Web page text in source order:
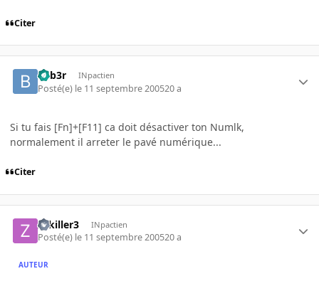
Citer
beb3r INpactien
Posté(e) le 11 septembre 200520 a
Si tu fais [Fn]+[F11] ca doit désactiver ton Numlk,
normalement il arreter le pavé numérique...
Citer
zekiller3 INpactien
Posté(e) le 11 septembre 200520 a
AUTEUR